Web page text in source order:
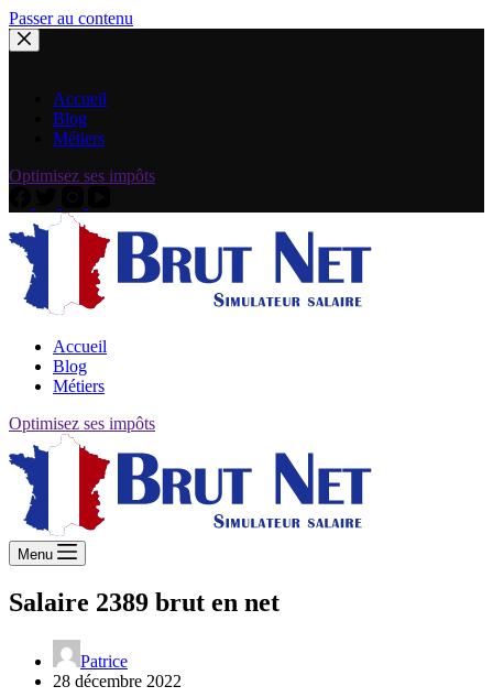
Passer au contenu
Accueil
Blog
Métiers
Optimisez ses impôts
Accueil
Blog
Métiers
Optimisez ses impôts
Menu
Salaire 2389 brut en net
Patrice
28 décembre 2022